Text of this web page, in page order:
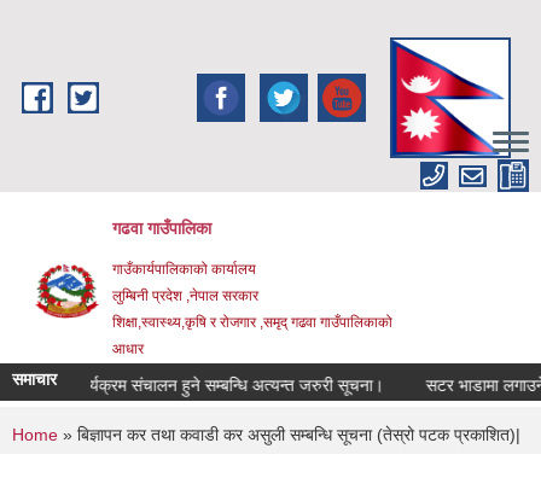
गढवा गाउँपालिका
गाउँकार्यपालिकाको कार्यालय
लुम्बिनी प्रदेश ,नेपाल सरकार
शिक्षा,स्वास्थ्य,कृषि र रोजगार ,समृद् गढवा गाउँपालिकाको
आधार
समाचारकार्यक्रम संचालन हुने सम्बन्धि अत्यन्त जरुरी सूचना। सटर भाडामा लगाउने
You are here
Home » बिज्ञापन कर तथा कवाडी कर असुली सम्बन्धि सूचना (तेस्रो पटक प्रकाशित)|